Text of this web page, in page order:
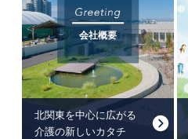
会社概要
北関東を中心に広がる
介護の新しいカタチ